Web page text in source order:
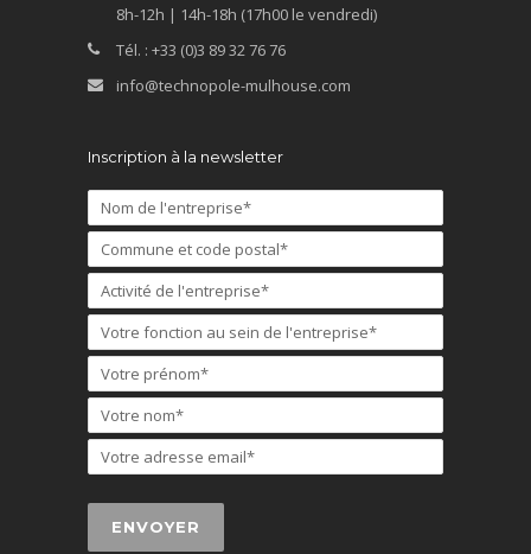
8h-12h | 14h-18h (17h00 le vendredi)
Tél. : +33 (0)3 89 32 76 76
info@technopole-mulhouse.com
Inscription à la newsletter